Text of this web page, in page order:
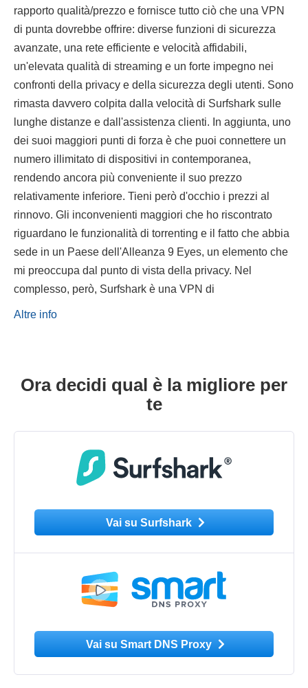
rapporto qualità/prezzo e fornisce tutto ciò che una VPN
di punta dovrebbe offrire: diverse funzioni di sicurezza
avanzate, una rete efficiente e velocità affidabili,
un'elevata qualità di streaming e un forte impegno nei
confronti della privacy e della sicurezza degli utenti. Sono
rimasta davvero colpita dalla velocità di Surfshark sulle
lunghe distanze e dall'assistenza clienti. In aggiunta, uno
dei suoi maggiori punti di forza è che puoi connettere un
numero illimitato di dispositivi in contemporanea,
rendendo ancora più conveniente il suo prezzo
relativamente inferiore. Tieni però d'occhio i prezzi al
rinnovo. Gli inconvenienti maggiori che ho riscontrato
riguardano le funzionalità di torrenting e il fatto che abbia
sede in un Paese dell'Alleanza 9 Eyes, un elemento che
mi preoccupa dal punto di vista della privacy. Nel
complesso, però, Surfshark è una VPN di
Altre info
Ora decidi qual è la migliore per
te
Vai su Surfshark
Vai su Smart DNS Proxy